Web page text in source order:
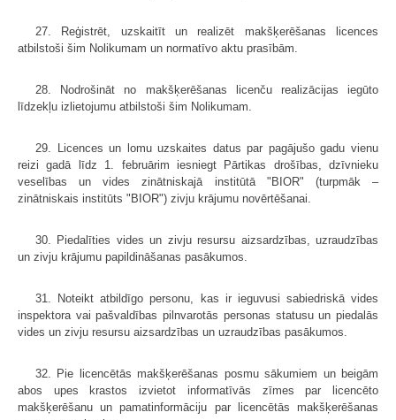
27. Reģistrēt, uzskaitīt un realizēt makšķerēšanas licences
atbilstoši šim Nolikumam un normatīvo aktu prasībām.
28. Nodrošināt no makšķerēšanas licenču realizācijas iegūto
līdzekļu izlietojumu atbilstoši šim Nolikumam.
29. Licences un lomu uzskaites datus par pagājušo gadu vienu
reizi gadā līdz 1. februārim iesniegt Pārtikas drošības, dzīvnieku
veselības un vides zinātniskajā institūtā "BIOR" (turpmāk –
zinātniskais institūts "BIOR") zivju krājumu novērtēšanai.
30. Piedalīties vides un zivju resursu aizsardzības, uzraudzības
un zivju krājumu papildināšanas pasākumos.
31. Noteikt atbildīgo personu, kas ir ieguvusi sabiedriskā vides
inspektora vai pašvaldības pilnvarotās personas statusu un piedalās
vides un zivju resursu aizsardzības un uzraudzības pasākumos.
32. Pie licencētās makšķerēšanas posmu sākumiem un beigām
abos upes krastos izvietot informatīvās zīmes par licencēto
makšķerēšanu un pamatinformāciju par licencētās makšķerēšanas